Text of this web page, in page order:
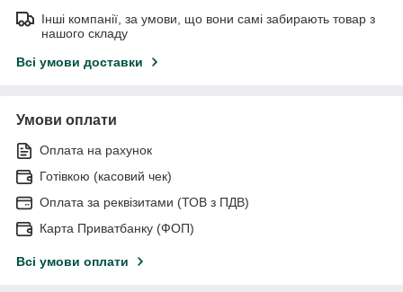
Інші компанії, за умови, що вони самі забирають товар з
нашого складу
Всі умови доставки
Умови оплати
Оплата на рахунок
Готівкою (касовий чек)
Оплата за реквізитами (ТОВ з ПДВ)
Карта Приватбанку (ФОП)
Всі умови оплати